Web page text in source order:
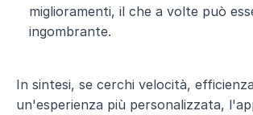
miglioramenti, il che a volte può
ingombrante.
In sintesi, se cerchi velocità,
un'esperienza più personalizzata,